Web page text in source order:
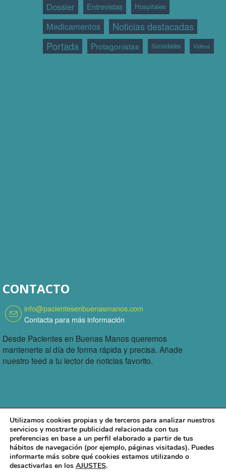
Dossier Entrevistas Hospitales
Medicamentos
Noticias destacadas
Portada
Protagonistas Sociedades Vídeos
CONTACTO
info@pacientesenbuenasmanos.com
Contacta para más información
Desde Pacientes en Buenas Manos queremos
mantenerte al día de forma rápida y precisa. Añade
nuestro feed a tu lector de noticias favorito.
Utilizamos cookies propias y de terceros para analizar nuestros
servicios y mostrarte publicidad relacionada con tus
preferencias en base a un perfil elaborado a partir de tus
hábitos de navegación (por ejemplo, páginas visitadas). Puedes
informarte más sobre qué cookies estamos utilizando o
desactivarlas en los AJUSTES.